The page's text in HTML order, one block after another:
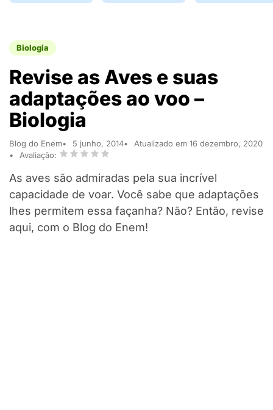
Biologia
Revise as Aves e suas
adaptações ao voo –
Biologia
Blog do Enem 5 junho, 2014
Atualizado em 16 dezembro, 2020
Avaliação:
As aves são admiradas pela sua incrível
capacidade de voar. Você sabe que adaptações
lhes permitem essa façanha? Não? Então, revise
aqui, com o Blog do Enem!